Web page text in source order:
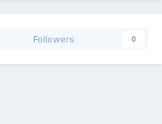
Followers 0